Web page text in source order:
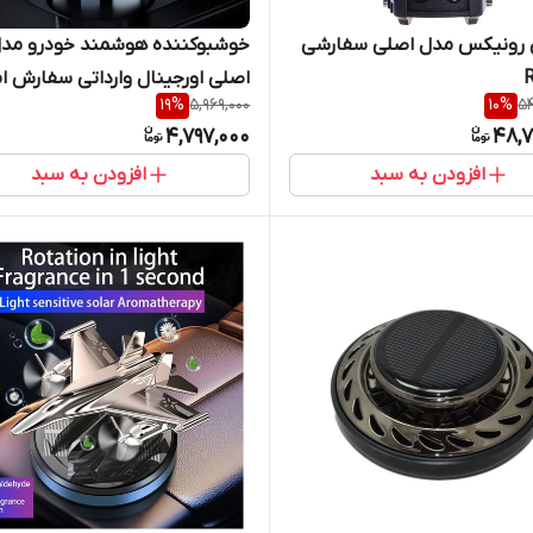
رونیکس مدل اصلی سفارشی
10%
افزودن به سبد
خوشبوکننده هوشمند خودرو
اصلی اورجینال وارداتی سفارش
/ لیزردار / ماندگاری بسیار بالا ،
اصلی
5,969,000
19%
4,797,000
افزودن به سبد